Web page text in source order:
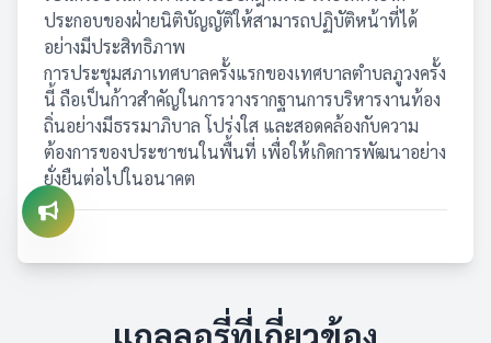
ประกอบของฝ่ายนิติบัญญัติให้สามารถปฏิบัติหน้าที่ได้
อย่างมีประสิทธิภาพ
การประชุมสภาเทศบาลครั้งแรกของเทศบาลตำบลภูวงครั้ง
นี้ ถือเป็นก้าวสำคัญในการวางรากฐานการบริหารงานท้อง
ถิ่นอย่างมีธรรมาภิบาล โปร่งใส และสอดคล้องกับความ
ต้องการของประชาชนในพื้นที่ เพื่อให้เกิดการพัฒนาอย่าง
ยั่งยืนต่อไปในอนาคต